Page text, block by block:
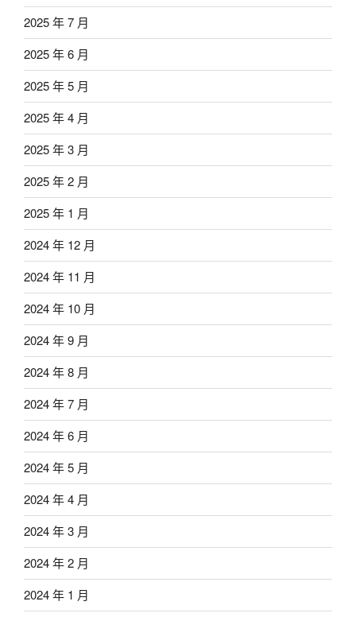
2025 年 7 月
2025 年 6 月
2025 年 5 月
2025 年 4 月
2025 年 3 月
2025 年 2 月
2025 年 1 月
2024 年 12 月
2024 年 11 月
2024 年 10 月
2024 年 9 月
2024 年 8 月
2024 年 7 月
2024 年 6 月
2024 年 5 月
2024 年 4 月
2024 年 3 月
2024 年 2 月
2024 年 1 月